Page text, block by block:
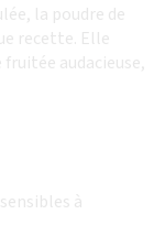
la poudre de
recette. Elle
audacieuse,
à